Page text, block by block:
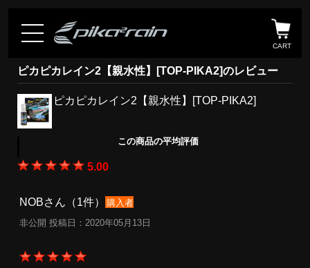
CART
ピカピカレイン2【親水性】[TOP-PIKA2]のレビュー
ピカピカレイン2【親水性】[TOP-PIKA2]
この商品の平均評価
5.00
NOBさん（1件）
購入者
非公開 投稿日：2020年05月13日